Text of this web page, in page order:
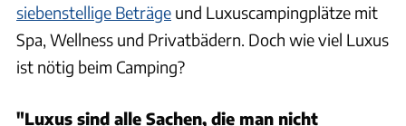
siebenstellige Beträge und Luxuscampingplätze mit
Spa, Wellness und Privatbädern. Doch wie viel Luxus
ist nötig beim Camping?
"Luxus sind alle Sachen, die man nicht